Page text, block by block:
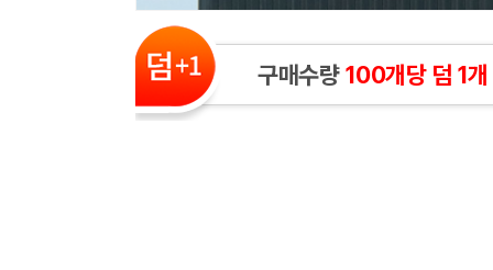
구매수량100개당 덤 1개